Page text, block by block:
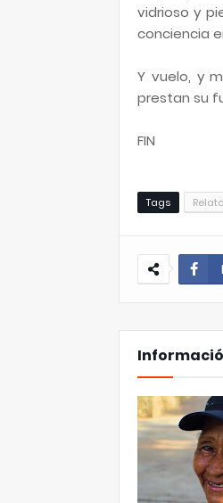
vidrioso y
conciencia
Y vuelo, y
prestan su
FIN
Tags